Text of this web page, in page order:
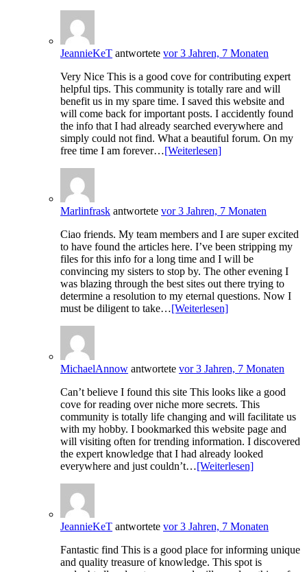
JeannieKeT antwortete vor 3 Jahren, 7 Monaten
Very Nice This is a good cove for contributing expert
helpful tips. This community is totally rare and will
benefit us in my spare time. I saved this website and
will come back for important posts. I accidently found
the info that I had already searched everywhere and
simply could not find. What a beautiful forum. On my
free time I am forever…[Weiterlesen]
Marlinfrask antwortete vor 3 Jahren, 7 Monaten
Ciao friends. My team members and I are super excited
to have found the articles here. I’ve been stripping my
files for this info for a long time and I will be
convincing my sisters to stop by. The other evening I
was blazing through the best sites out there trying to
determine a resolution to my eternal questions. Now I
must be diligent to take…[Weiterlesen]
MichaelAnnow antwortete vor 3 Jahren, 7 Monaten
Can’t believe I found this site This looks like a good
cove for reading over niche more secrets. This
community is totally life changing and will facilitate us
with my hobby. I bookmarked this website page and
will visiting often for trending information. I discovered
the expert knowledge that I had already looked
everywhere and just couldn’t…[Weiterlesen]
JeannieKeT antwortete vor 3 Jahren, 7 Monaten
Fantastic find This is a good place for informing unique
and quality treasure of knowledge. This spot is